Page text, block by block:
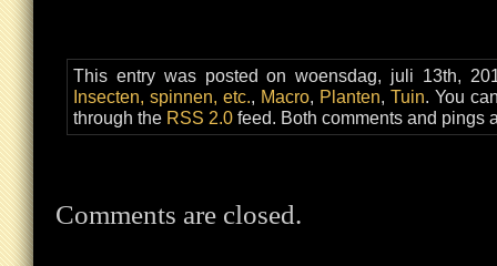
This entry was posted on woensdag, juli 13th,
Insecten, spinnen, etc., Macro, Planten, Tuin. You
through the RSS 2.0 feed. Both comments and pings
Comments are closed.